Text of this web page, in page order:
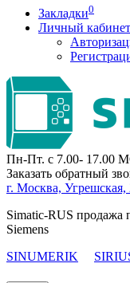
Закладки0
Личный кабинет
Пн-Пт. с 7.00- 17.00
Заказать обратный
г. Москва, Угрешская,
Simatic-RUS продажа
Siemens
SINUMERIK